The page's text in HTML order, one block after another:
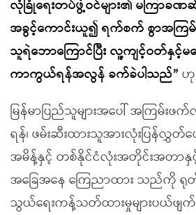
လုံခြုံရေးတပ်ဖွဲ့ဝင်များ၏ မကြာ
အခွင့်ကောင်းယူ၍ ရက်စက် စွာအကြမ်
သူရဲဘောကြောင်ပြီး လူ့ကျင့်ဝတ်နှင့်
ကာကွယ်ရန်အလွန် ခက်ခဲပါသည်” ဟု
မြန်မာပြည်သူများအပေါ် အကြမ်း
ရန်၊ ဖမ်းဆီးထားသူအားလုံးပြန်လွှတ်ပ
အမိန့်နှင့် တစ်နိုင်ငံလုံးအတိုင်းအတာနှင့်
အခြေအနေ ကြေညာထား သည်ကို ရု
သွယ်ရေးကန့်သတ်ထားမှုများပယ်ဖျ